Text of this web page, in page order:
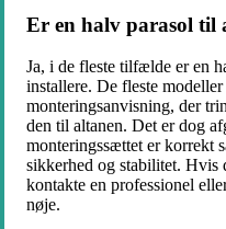
Er en halv parasol til
Ja, i de fleste tilfælde er en
installere. De fleste
monteringsanvisning, der
den til altanen. Det er dog
monteringssættet er korrekt
sikkerhed og stabilitet. Hvis
kontakte en professionel
nøje.